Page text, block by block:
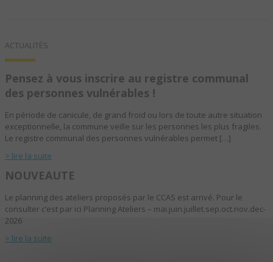
ACTUALITÉS
Pensez à vous inscrire au registre communal
des personnes vulnérables !
En période de canicule, de grand froid ou lors de toute autre situation
exceptionnelle, la commune veille sur les personnes les plus fragiles.
Le registre communal des personnes vulnérables permet […]
> lire la suite
NOUVEAUTE
Le planning des ateliers proposés par le CCAS est arrivé. Pour le
consulter c’est par ici Planning Ateliers – mai.juin.juillet.sep.oct.nov.dec-
2026
> lire la suite